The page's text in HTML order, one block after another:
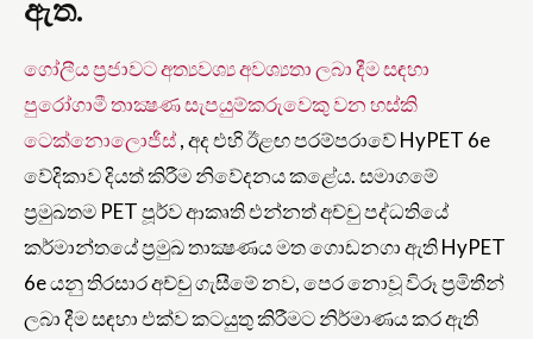
ඇත.
ගෝලීය ප්‍රජාවට අත්‍යවශ්‍ය අවශ්‍යතා ලබා දීම සඳහා
පුරෝගාමී තාක්‍ෂණ සැපයුම්කරුවෙකු වන හස්කි
ටෙක්නොලොජීස්, අද එහි ඊළඟ පරම්පරාවේ HyPET 6e
වේදිකාව දියත් කිරීම නිවේදනය කළේය. සමාගමේ
ප්‍රමුඛතම PET පූර්ව ආකෘති එන්නත් අච්චු පද්ධතියේ
කර්මාන්තයේ ප්‍රමුඛ තාක්‍ෂණය මත ගොඩනගා ඇති HyPET
6e යනු තිරසාර අච්චු ගැසීමේ නව, පෙර නොවූ විරූ ප්‍රමිතීන්
ලබා දීම සඳහා එක්ව කටයුතු කිරීමට නිර්මාණය කර ඇති